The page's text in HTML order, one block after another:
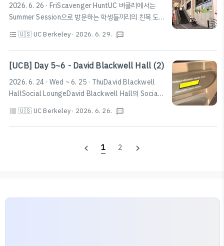
여 상당히 아름다운 풍경을 볼 수 있다.Fisherman's
WharfLombard Street에서 바다쪽으로 내려가면 샌프
란시스코의 대표적인 관광지 중 하나인 Fisherman's
2026. 6. 26 · FriScavenger HuntUC 버클리에서는
Summer Session으로 방문하는 학생들끼리의 친목 도
모와 학교 시설 소개를 위해 보물찾기(Scavenger Hunt)
이벤트를 주최한다.2026년 여름학기 기준, 6명이 한 조가
되어 지정된 미션을 구글폼에 제출하는 방식으로 이루어
졌으며, 피자와 음료 또한 무료로 제공되었다. 다양한 외국
것을 추천한다.RSF (Recreational Sports
Facility)David Blackwell Hall 1층에도 청소시간을 제
외하면 24시간 가까이 운영되는 헬스장이 있지만, 걸어서
format_list_bulleted 🇺🇸 UC Berkeley · 2026. 6. 29. textsms
[UCB] Day 5~6 - David Blackwell Hall (2)
2026. 6. 24 · Wed ~ 6. 25 · ThuDavid Blackwell
HallSocial LoungeDavid Blackwell Hall의 Social
Lounge에서는 TV와 노트북을 연결해서 함께 동영상을
보거나, 내부에서 취식을 할 수 있다. 또한, 업무 시간에 1
층의 RA에게 요청하면 HDMI 케이블을 빌려준다고 한
탁기, 건조기를 이용할 수 있다. WASH-Connect 앱을 설
고자 할 경우에는 미국 전화번호가 필요하다.또한, 세탁실
format_list_bulleted 🇺🇸 UC Berkeley · 2026. 6. 26. textsms
navigate_before 1 2 navigate_next